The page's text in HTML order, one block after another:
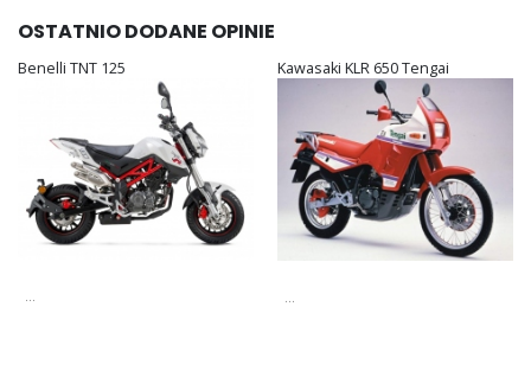
OSTATNIO DODANE OPINIE
Benelli TNT 125
...
Kawasaki KLR 650 Tengai
...